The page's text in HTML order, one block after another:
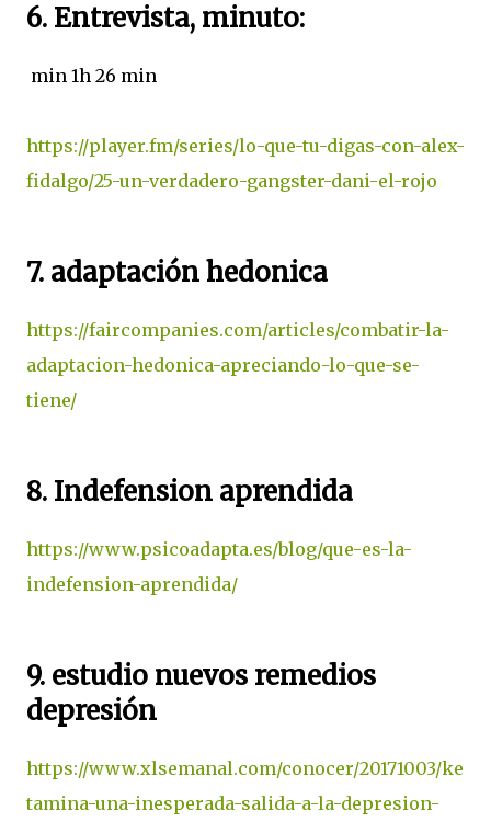
6. Entrevista, minuto:
min 1h 26 min
https://player.fm/series/lo-que-tu-digas-con-alex-
fidalgo/25-un-verdadero-gangster-dani-el-rojo
7. adaptación hedonica
https://faircompanies.com/articles/combatir-la-
adaptacion-hedonica-apreciando-lo-que-se-
tiene/
8. Indefension aprendida
https://www.psicoadapta.es/blog/que-es-la-
indefension-aprendida/
9. estudio nuevos remedios
depresión
https://www.xlsemanal.com/conocer/20171003/ke
tamina-una-inesperada-salida-a-la-depresion-